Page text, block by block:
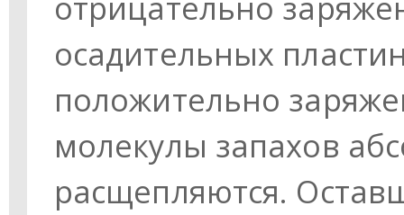
осадительных
положительно
молекулы запахов
расщепляются.